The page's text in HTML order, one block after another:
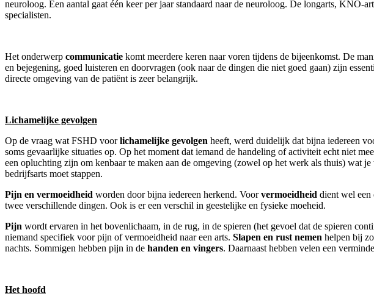
neuroloog. Een aantal gaat één keer per jaar standaard naar de neuroloog. De longarts, KNO-
specialisten.
Het onderwerp communicatie komt meerdere keren naar voren tijdens de bijeenkomst. De
en bejegening, goed luisteren en doorvragen (ook naar de dingen die niet goed gaan) zijn
directe omgeving van de patiënt is zeer belangrijk.
Lichamelijke gevolgen
Op de vraag wat FSHD voorlichamelijke gevolgen heeft, werd duidelijk dat bijna iedereen
soms gevaarlijke situaties op. Op het moment dat iemand de handeling of activiteit echt niet
een opluchting zijn om kenbaar te maken aan de omgeving (zowel op het werk als thuis) wat
bedrijfsarts moet stappen.
Pijn en vermoeidheid worden door bijna iedereen herkend. Voorvermoeidheid dient wel een
twee verschillende dingen. Ook is er een verschil in geestelijke en fysieke moeheid.
Pijn wordt ervaren in het bovenlichaam, in de rug, in de spieren (het gevoel dat de spieren
niemand specifiek voor pijn of vermoeidheid naar een arts. Slapen en rust nemen helpen bij
nachts. Sommigen hebben pijn in de handen en vingers. Daarnaast hebben velen een
Het hoofd